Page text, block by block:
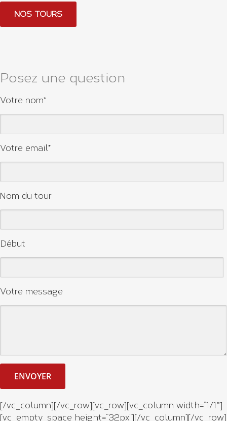
NOS TOURS
Posez une question
Votre nom*
Votre email*
Nom du tour
Début
Votre message
[/vc_column][/vc_row][vc_row][vc_column width=”1/1″]
[vc_empty_space height=”32px”][/vc_column][/vc_row]